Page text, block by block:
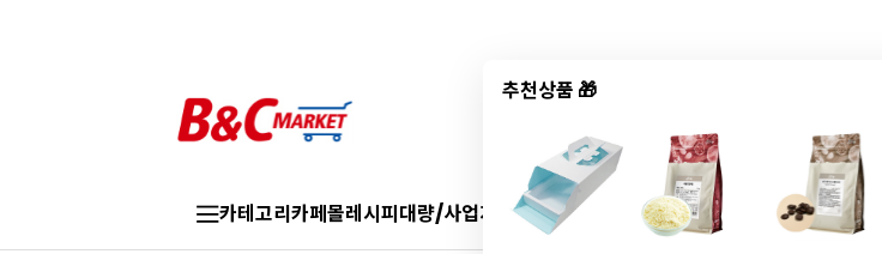
추천상품 🎁
카테고리카페몰레시피대량/사업자 브랜드샵신상품 TOP50특가/혜택